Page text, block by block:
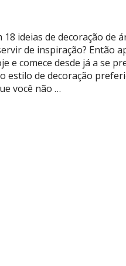
18 ideias de decoração de
de inspiração? Então
e comece desde já a se
estilo de decoração
você não …